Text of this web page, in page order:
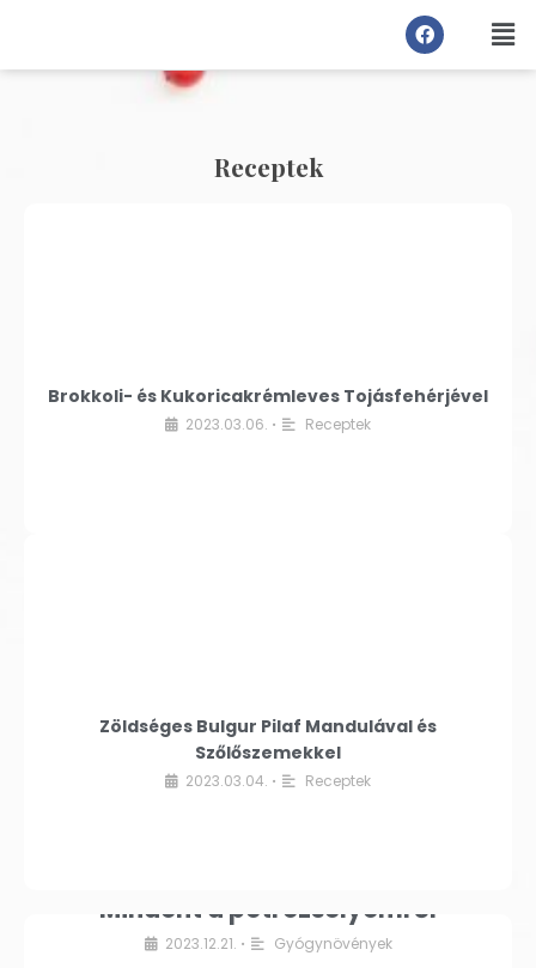
Receptek
Brokkoli- és Kukoricakrémleves Tojásfehérjével
2023.03.06. • Receptek
Zöldséges Bulgur Pilaf Mandulával és
Szőlőszemekkel
2023.03.04. • Receptek
Mindent a petrezselyemről
2023.12.21. • Gyógynövények